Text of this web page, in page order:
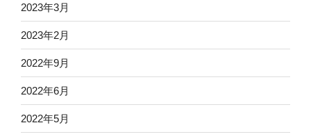
2023年3月
2023年2月
2022年9月
2022年6月
2022年5月